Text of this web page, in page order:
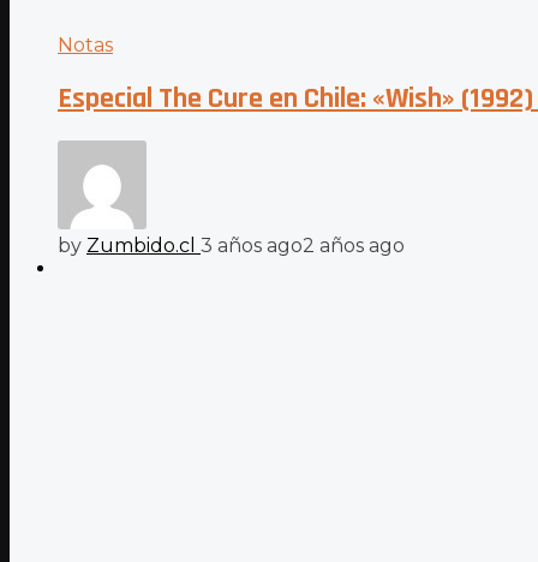
Notas
Especial The Cure en Chile: «Wish»
by Zumbido.cl 3 años ago2 años ago